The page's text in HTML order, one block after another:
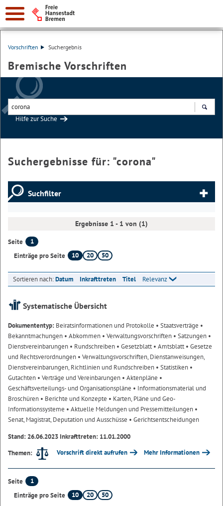
Vorschriften Suchergebnis
Bremische Vorschriften
Hilfe zur Suche
Suchergebnisse für: "corona"
Suchfilter
Ergebnisse 1 - 1 von (1)
Seite
1
Einträge pro Seite
10 20 50
Sortieren nach:Datum Inkrafttreten Titel Relevanz
Systematische Übersicht
Dokumententyp: Beiratsinformationen und Protokolle • Staatsverträge •
Bekanntmachungen • Abkommen • Verwaltungsvorschriften • Satzungen •
Dienstvereinbarungen • Rundschreiben • Gesetzblatt• Amtsblatt• Gesetze
und Rechtsverordnungen • Verwaltungsvorschriften, Dienstanweisungen,
Dienstvereinbarungen, Richtlinien und Rundschreiben • Statistiken •
Gutachten • Verträge und Vereinbarungen • Aktenpläne •
Geschäftsverteilungs- und Organisationspläne • Informationsmaterial und
Broschüren • Berichte und Konzepte • Karten, Pläne und Geo-
Informationssysteme • Aktuelle Meldungen und Pressemitteilungen •
Senat, Magistrat, Deputation und Ausschüsse • Gerichtsentscheidungen
Stand: 26.06.2023 Inkrafttreten: 11.01.2000
Themen:
Vorschrift direkt aufrufen Mehr Informationen
Seite
1
Einträge pro Seite
10 20 50